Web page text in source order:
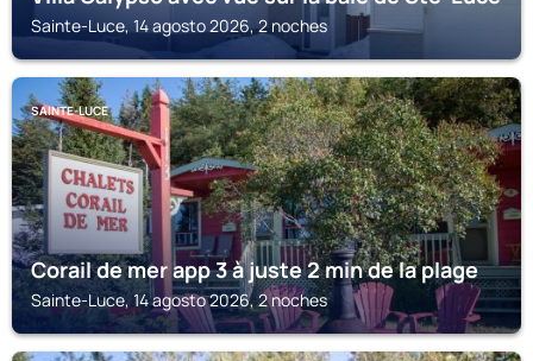
Sainte-Luce, 14 agosto 2026, 2 noches
SAINTE-LUCE
Corail de mer app 3 à juste 2 min de la plage
Sainte-Luce, 14 agosto 2026, 2 noches